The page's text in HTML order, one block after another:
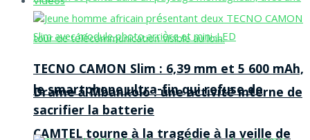
Drame à Mbankolo : une activité interne de
CAMTEL tourne à la tragédie à la veille de
TECNO CAMON Slim : 6,39 mm et 5 600 mAh,
le smartphone ultra-fin qui refuse de
sacrifier la batterie